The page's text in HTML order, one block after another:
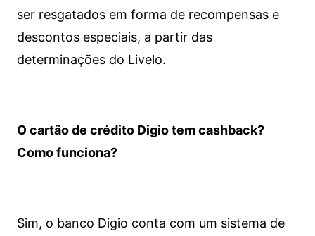
ser resgatados em forma de recompensas e
descontos especiais, a partir das
determinações do Livelo.
O cartão de crédito Digio tem cashback?
Como funciona?
Sim, o banco Digio conta com um sistema de